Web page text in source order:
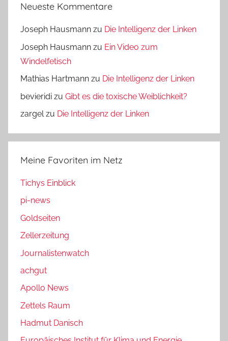
Neueste Kommentare
Joseph Hausmann zu Die Intelligenz der Linken
Joseph Hausmann zu Ein Video zum
Windelfetisch
Mathias Hartmann zu Die Intelligenz der Linken
bevieridi zu Gibt es die toxische Weiblichkeit?
zargelzu Die Intelligenz der Linken
Meine Favoriten im Netz
Tichys Einblick
pi-news
Goldseiten
Zellerzeitung
Journalistenwatch
achgut
Apollo News
Zettels Raum
Hadmut Danisch